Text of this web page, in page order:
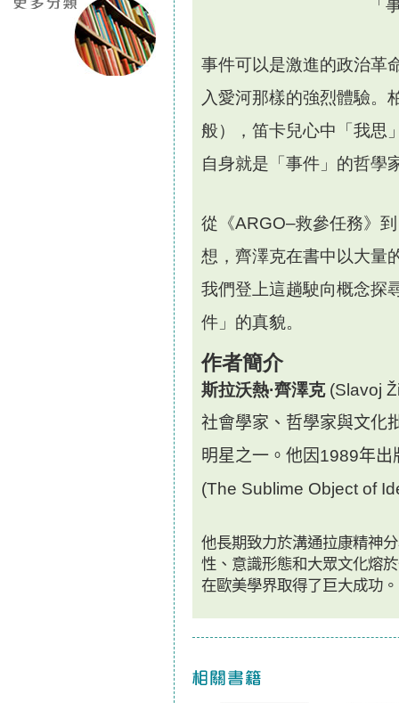
「
事件可以是激進的政治革
入愛河那樣的強烈體驗。
般），笛卡兒心中 「 我思
自身就是 「 事件 」 的哲學
從《ARGO–救參任務》
想，齊澤克在書中以大量
我們登上這趟駛向概念探
件 」 的真貌。
作者簡介
斯拉沃熱·齊澤克 (Slavoj
社會學家、哲學家與文化
明星之一。他因 1989年出
(The Sublime Object of
他長期致力於溝通拉康精神
性、意識形態和大眾文化熔
在歐美學界取得了巨大成功。